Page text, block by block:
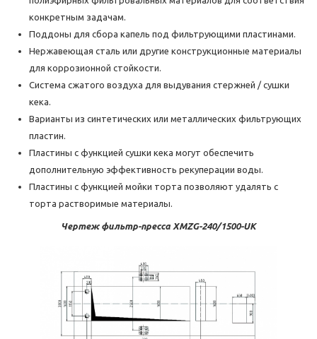
конкретным задачам.
Поддоны для сбора капель под фильтрующими пластинами.
Нержавеющая сталь или другие конструкционные материалы
для коррозионной стойкости.
Система сжатого воздуха для выдувания стержней / сушки
кека.
Варианты из синтетических или металлических фильтрующих
пластин.
Пластины с функцией сушки кека могут обеспечить
дополнительную эффективность рекуперации воды.
Пластины с функцией мойки торта позволяют удалять с
торта растворимые материалы.
Чертеж фильтр-пресса XMZG-240/1500-UK